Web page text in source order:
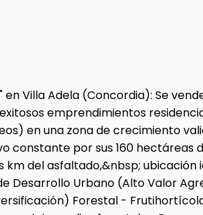
en Villa Adela (Concordia): Se
emprendimientos
en una zona de crecimiento
constante por sus 160
del asfaltado,&nbsp;
Desarrollo Urbano (Alto Valor
Forestal -